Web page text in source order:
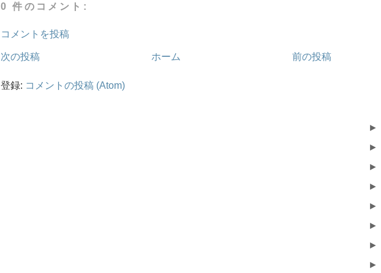
0 件のコメント:
コメントを投稿
次の投稿 前の投稿
ホーム
登録: コメントの投稿 (Atom)
►
►
►
►
►
►
►
►